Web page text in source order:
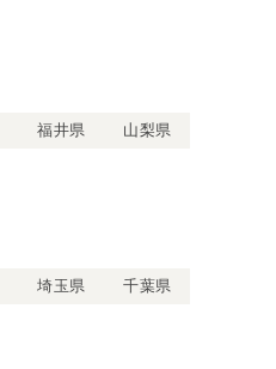
福井県
山梨県
埼玉県
千葉県